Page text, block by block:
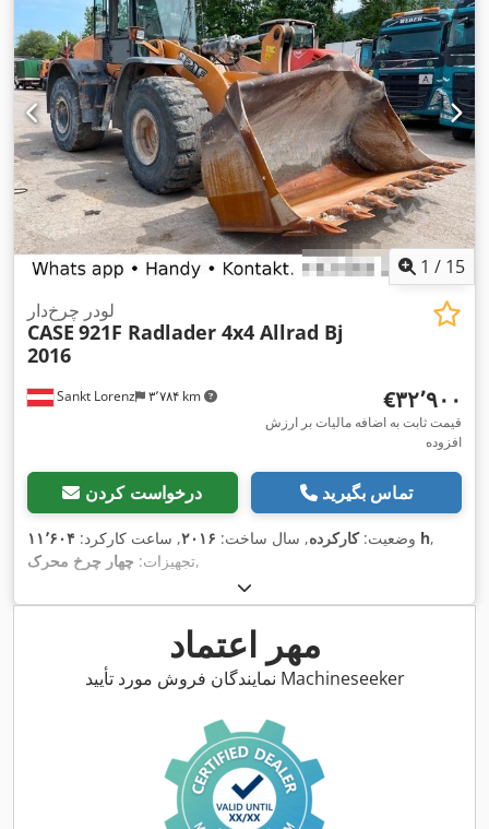
1 / 15
Sankt Lorenz ۳٬۷۸۴ km
لودر چرخ‌دار
CASE 921F Radlader 4x4 Allrad Bj
2016
‎€۳۲٬۹۰۰
قیمت ثابت به اضافه مالیات بر ارزش
افزوده
درخواست کردن تماس بگیرید
وضعیت:کارکرده, سال ساخت: ۲۰۱۶, ساعت کارکرد: ۱۱٬۶۰۴ h,
تجهیزات: چهار چرخ محرک ,
مهر اعتماد
نمایندگان فروش مورد تأیید Machineseeker